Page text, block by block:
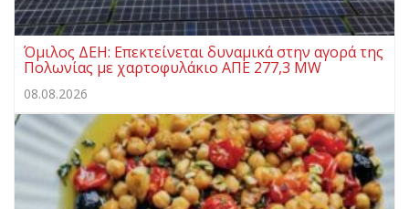
Όμιλος ΔΕΗ: Επεκτείνεται δυναμικά στην αγορά της
Πολωνίας με χαρτοφυλάκιο ΑΠΕ 277,3 MW
08.08.2026